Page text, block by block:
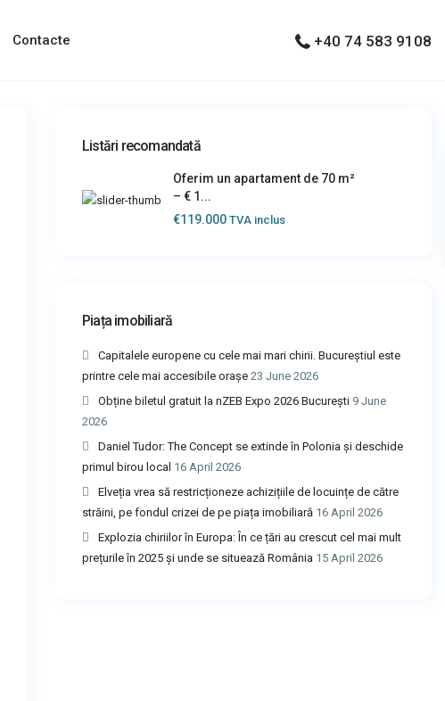
Contacte +40 74 583 9108
Listări recomandată
Oferim un apartament de 70 m²
– € 1...
€119.000 TVA inclus
Piața imobiliară
Capitalele europene cu cele mai mari chirii. Bucureștiul este
printre cele mai accesibile orașe 23 June 2026
Obține biletul gratuit la nZEB Expo 2026 București 9 June
2026
Daniel Tudor: The Concept se extinde în Polonia și deschide
primul birou local 16 April 2026
Elveția vrea să restricționeze achizițiile de locuințe de către
străini, pe fondul crizei de pe piața imobiliară 16 April 2026
Explozia chiriilor în Europa: În ce țări au crescut cel mai mult
prețurile în 2025 și unde se situează România 15 April 2026